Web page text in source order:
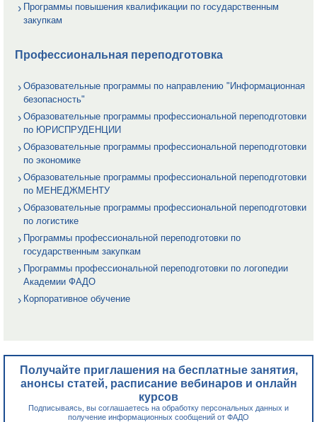
Программы повышения квалификации по государственным
закупкам
Профессиональная переподготовка
Образовательные программы по направлению "Информационная
безопасность"
Образовательные программы профессиональной переподготовки
по ЮРИСПРУДЕНЦИИ
Образовательные программы профессиональной переподготовки
по экономике
Образовательные программы профессиональной переподготовки
по МЕНЕДЖМЕНТУ
Образовательные программы профессиональной переподготовки
по логистике
Программы профессиональной переподготовки по
государственным закупкам
Программы профессиональной переподготовки по логопедии
Академии ФАДО
Корпоративное обучение
Получайте приглашения на бесплатные занятия,
анонсы статей, расписание вебинаров и онлайн
курсов
Подписываясь, вы соглашаетесь на обработку персональных данных и
получение информационных сообщений от ФАДО